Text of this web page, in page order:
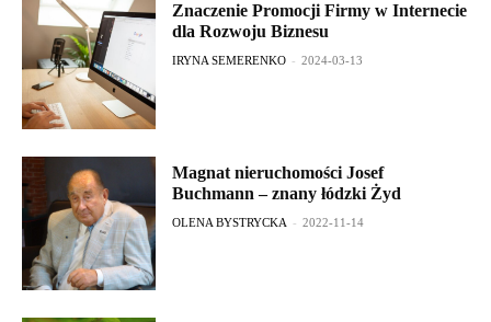
Znaczenie Promocji Firmy w Internecie
dla Rozwoju Biznesu
IRYNA SEMERENKO - 2024-03-13
Magnat nieruchomości Josef
Buchmann – znany łódzki Żyd
OLENA BYSTRYCKA - 2022-11-14